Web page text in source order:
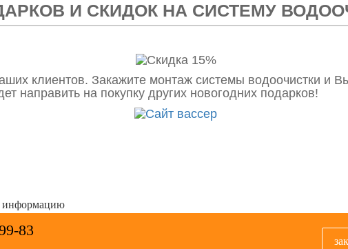
И СКИДОК НА СИСТЕМУ
клиентов. Закажите монтаж системы водоочистки и
направить на покупку других новогодних подарков!
информацию
83